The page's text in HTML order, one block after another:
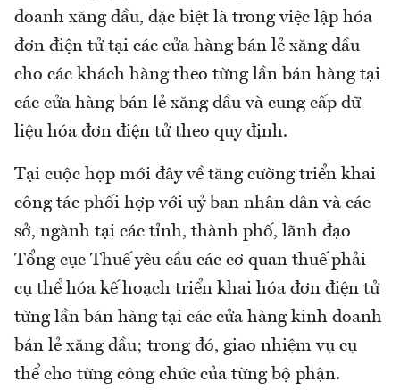
doanh xăng dầu, đặc biệt là trong việc lập hóa
đơn điện tử tại các cửa hàng bán lẻ xăng dầu
cho các khách hàng theo từng lần bán hàng tại
các cửa hàng bán lẻ xăng dầu và cung cấp dữ
liệu hóa đơn điện tử theo quy định.
Tại cuộc họp mới đây về tăng cường triển khai
công tác phối hợp với uỷ ban nhân dân và các
sở, ngành tại các tỉnh, thành phố, lãnh đạo
Tổng cục Thuế yêu cầu các cơ quan thuế phải
cụ thể hóa kế hoạch triển khai hóa đơn điện tử
từng lần bán hàng tại các cửa hàng kinh doanh
bán lẻ xăng dầu; trong đó, giao nhiệm vụ cụ
thể cho từng công chức của từng bộ phận.